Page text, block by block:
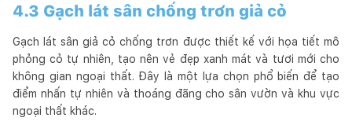
4.3 Gạch lát sân chống trơn giả cỏ
Gạch lát sân giả cỏ chống trơn được thiết kế với họa tiết mô
phỏng cỏ tự nhiên, tạo nên vẻ đẹp xanh mát và tươi mới cho
không gian ngoại thất. Đây là một lựa chọn phổ biến để tạo
điểm nhấn tự nhiên và thoáng đãng cho sân vườn và khu vực
ngoại thất khác.